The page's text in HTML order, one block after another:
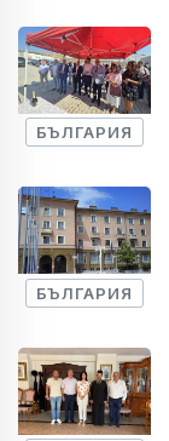
БЪЛГАРИЯ
БЪЛГАРИЯ